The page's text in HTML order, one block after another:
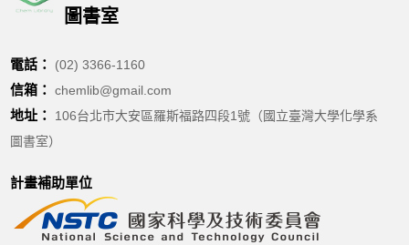
圖書室
電話： (02) 3366-1160
信箱： chemlib@gmail.com
地址：
106台北市大安區羅斯福路四段1號（國立臺灣大學化學系
圖書室）
計畫補助單位